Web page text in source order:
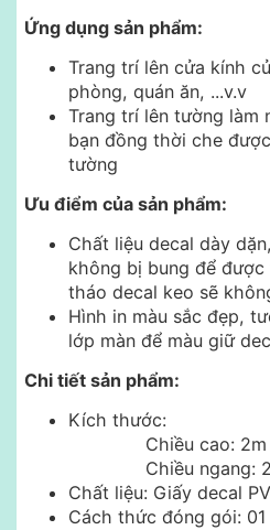
Ứng dụng sản phẩm:
Trang trí lên cửa kính
phòng, quán ăn, ...v.v
Trang trí lên tường làm
bạn đồng thời che
tường
Ưu điểm của sản phẩm:
Chất liệu decal dày
không bị bung để
tháo decal keo sẽ
Hình in màu sắc đẹp,
lớp màn để màu giữ
Chi tiết sản phẩm:
Kích thước:
Chiều cao: 2m -
Chiều ngang:
Chất liệu: Giấy decal
Cách thức đóng gói: 01